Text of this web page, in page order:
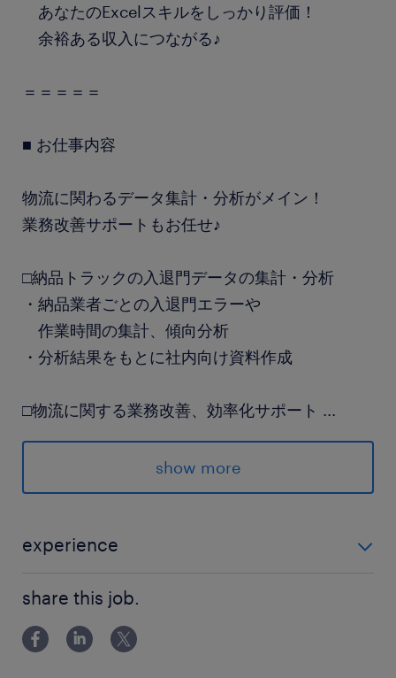
あなたのExcelスキルをしっかり評価！
余裕ある収入につながる♪
＝＝＝＝＝
■ お仕事内容
物流に関わるデータ集計・分析がメイン！
業務改善サポートもお任せ♪
□納品トラックの入退門データの集計・分析
・納品業者ごとの入退門エラーや
作業時間の集計、傾向分析
・分析結果をもとに社内向け資料作成
□物流に関する業務改善、効率化サポート ...
・ローコード開発・業務効率化ツールでの
構築アプリの運用、維持メンテナンス
・業務効率化ツールや生成AIに関する
大手グループ全体の事務や管理をまとめ、組織が
効率よく動くための仕組み作りで全体を支える老
舗企業です♪
show more
experience
界・年数は不問です！） ◎SUM関数、VLOOKUP、ピ
ボットテーブルの使用経験がある方
share this job.